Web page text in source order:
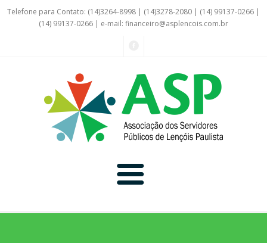
Telefone para Contato: (14)3264-8998 | (14)3278-2080 | (14) 99137-0266 |
(14) 99137-0266 | e-mail: financeiro@asplencois.com.br
Convênio Online